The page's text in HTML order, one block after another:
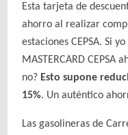
Esta tarjeta de
ahorro al realizar
estaciones CEPSA. Si
MASTERCARD CEPSA
no? Esto supone
15%. Un auténtico
Las gasolineras de